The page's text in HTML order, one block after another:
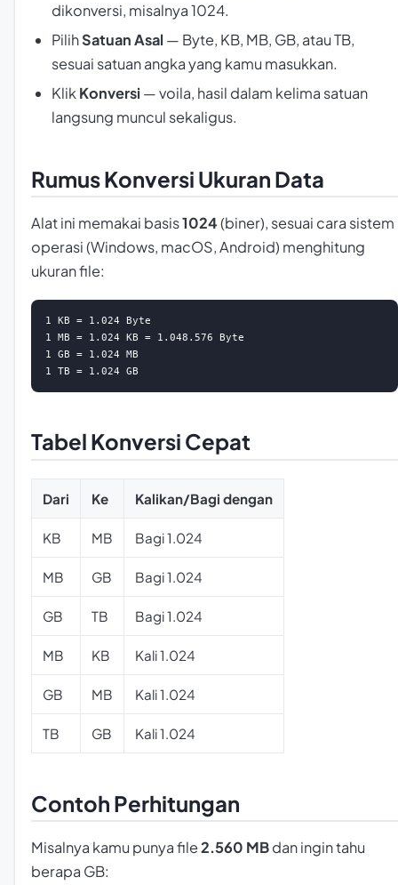
dikonversi, misalnya 1024.
PilihSatuan Asal— Byte, KB, MB, GB, atau TB,
sesuai satuan angka yang kamu masukkan.
Klik Konversi—voila, hasil dalam kelima satuan
langsung muncul sekaligus.
Rumus Konversi Ukuran Data
Alat ini memakai basis1024(biner), sesuai cara sistem
operasi (Windows, macOS, Android) menghitung
ukuran file:
1 KB = 1.024 Byte
1 MB = 1.024 KB = 1.048.576 Byte
1 GB = 1.024 MB
1 TB = 1.024 GB
Tabel Konversi Cepat
Dari Ke Kalikan/Bagi dengan
KB MB Bagi 1.024
MB GB Bagi 1.024
GB TB Bagi 1.024
MB KB Kali 1.024
GB MB Kali 1.024
TB GB Kali 1.024
Contoh Perhitungan
Misalnya kamu punya file2.560 MBdan ingin tahu
berapa GB: